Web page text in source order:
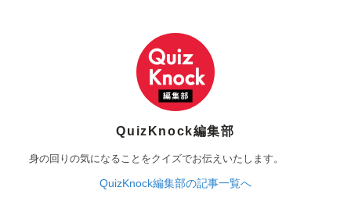
QuizKnock編集部
身の回りの気になることをクイズでお伝えいたします。
QuizKnock編集部の記事一覧へ